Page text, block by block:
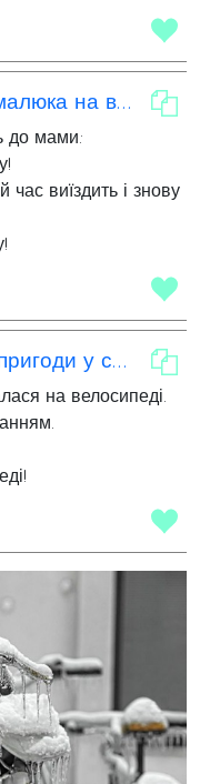
Без рук і без зуба: пригоди малюка на велосипеді
до мами:
виїздить і знову
Кохання і велосипеди: нічні пригоди у снах
на велосипеді.